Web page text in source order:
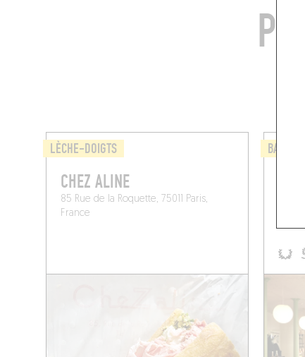
LÈCHE-DOIGTS
CHEZ ALINE
85 Rue de la Roquette, 75011 Paris,
France
BAR À